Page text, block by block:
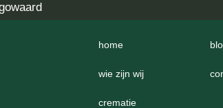
home
wie zijn wij
crematie